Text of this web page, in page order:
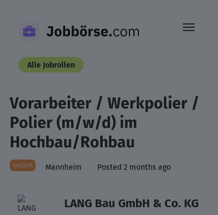
content
Alle Jobrollen
Vorarbeiter / Werkpolier /
Polier (m/w/d) im
Hochbau/Rohbau
Vollzeit Mannheim Posted 2 months ago
LANG Bau GmbH & Co. KG